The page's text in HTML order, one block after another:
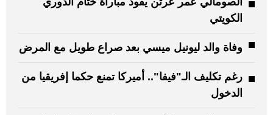
الكويتي
وفاة والد ليونيل ميسي بعد صراع طويل مع المرض
رغم تكليف الـ"فيفا".. أميركا تمنع حكما إفريقيا من
الدخول